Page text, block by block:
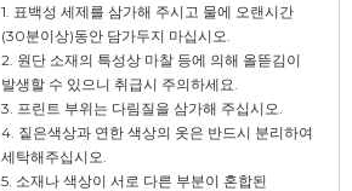
1. 표백성 세제를 삼가해 주시고 물에 오랜시간
(30분이상)동안 담가두지 마십시오.
2. 원단 소재의 특성상 마찰 등에 의해 올뜯김이
발생할 수 있으니 취급시 주의하세요.
3. 프린트 부위는 다림질을 삼가해 주십시오.
4. 짙은색상과 연한 색상의 옷은 반드시 분리하여
세탁해주십시오.
5. 소재나 색상이 서로 다른 부분이 혼합된